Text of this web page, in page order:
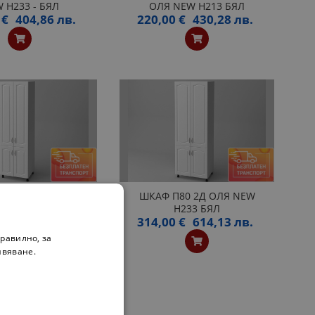
H233 - БЯЛ
404,86 лв.
ОЛЯ NEW H213 БЯЛ
220,00 € 430,28 лв.
ШКАФ П80 2Д ОЛЯ NEW
H233 БЯЛ
314,00 € 614,13 лв.
за